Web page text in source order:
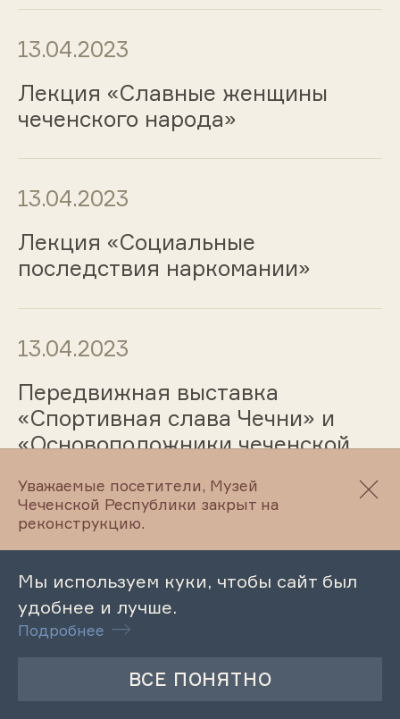
13.04.2023
Лекция «Славные женщины
чеченского народа»
13.04.2023
Лекция «Социальные
последствия наркомании»
13.04.2023
Передвижная выставка
«Спортивная слава Чечни» и
«Основоположники чеченской
12.04.2023
Лекция «Жизнь и творчество
поэта Шайхиева Алвади»
Уважаемые посетители, Музей
Чеченской Республики закрыт на
реконструкцию.
Мы используем куки, чтобы сайт был
удобнее и лучше.
Подробнее